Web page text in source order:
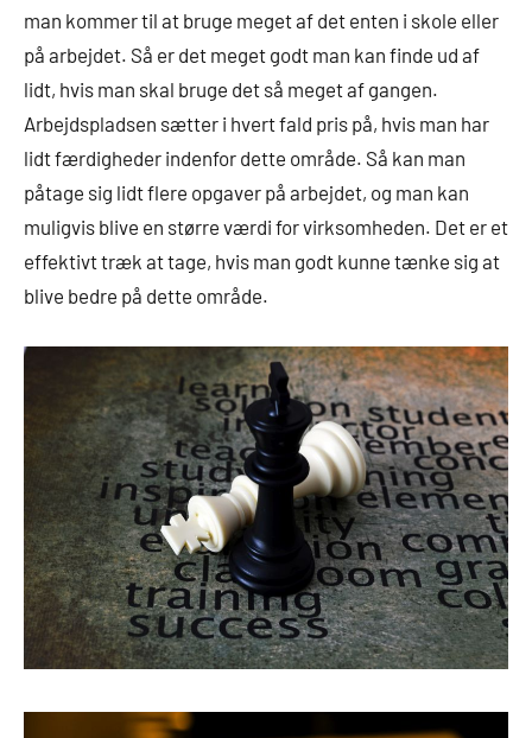
man kommer til at bruge meget af det enten i skole eller
på arbejdet. Så er det meget godt man kan finde ud af
lidt, hvis man skal bruge det så meget af gangen.
Arbejdspladsen sætter i hvert fald pris på, hvis man har
lidt færdigheder indenfor dette område. Så kan man
påtage sig lidt flere opgaver på arbejdet, og man kan
muligvis blive en større værdi for virksomheden. Det er et
effektivt træk at tage, hvis man godt kunne tænke sig at
blive bedre på dette område.